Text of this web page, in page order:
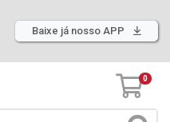
Baixe já nosso APP
0